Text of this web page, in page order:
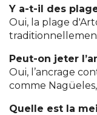
Y a-t-il des
Oui, la plage
Peut-on jeter
Oui, l’ancrage
comme
Quelle est la